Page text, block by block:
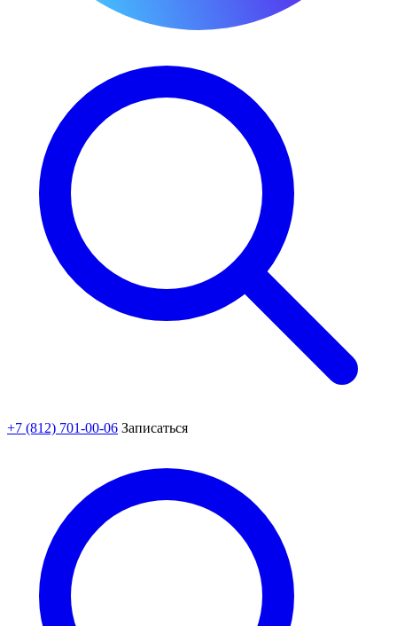
+7 (812) 701-00-06 Записаться